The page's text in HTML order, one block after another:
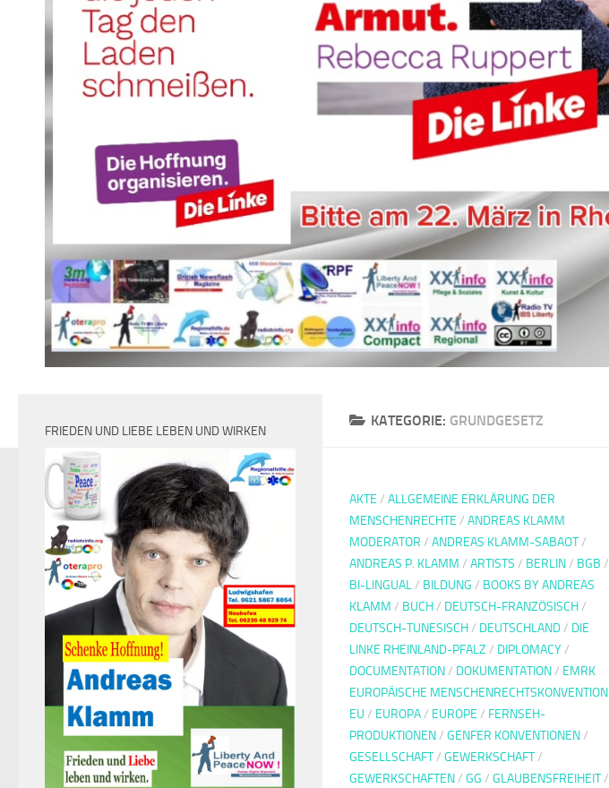
KATEGORIE: GRUNDGESETZ
AKTE / ALLGEMEINE ERKLÄRUNG DER
MENSCHENRECHTE / ANDREAS KLAMM
MODERATOR / ANDREAS KLAMM-SABAOT/
ANDREAS P. KLAMM / ARTISTS / BERLIN/ BGB /
BI-LINGUAL/ BILDUNG / BOOKS BY ANDREAS
KLAMM / BUCH/ DEUTSCH-FRANZÖSISCH/
DEUTSCH-TUNESISCH/ DEUTSCHLAND/ DIE
LINKE RHEINLAND-PFALZ / DIPLOMACY/
DOCUMENTATION/ DOKUMENTATION/ EMRK
EUROPÄISCHE MENSCHENRECHTSKONVENTION
EU / EUROPA/ EUROPE / FERNSEH-
PRODUKTIONEN/ GENFER KONVENTIONEN/
GESELLSCHAFT/ GEWERKSCHAFT/
GEWERKSCHAFTEN/ GG / GLAUBENSFREIHEIT/
FRIEDEN UND LIEBE LEBEN UND WIRKEN